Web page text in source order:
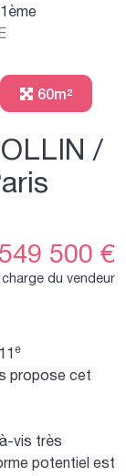
60m²
/
549 500 €
du vendeur
propose cet
vis très
potentiel est